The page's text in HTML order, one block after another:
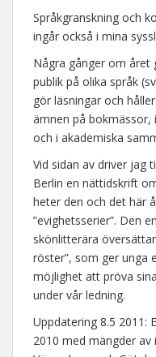
Språkgranskning och
ingår också i mina
Några gånger om
publik på olika språk
gör läsningar och
ämnen på bokmässor,
och i akademiska
Vid sidan av driver jag
Berlin en nättidskrift
heter den och det här
”evighetsserier”. Den
skönlitterära
röster”, som ger unga
möjlighet att pröva
under vår ledning.
Uppdatering 8.5 2011:
2010 med mängder